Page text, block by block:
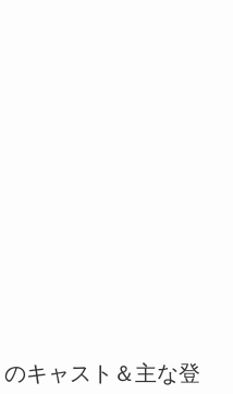
キャスト＆主な登